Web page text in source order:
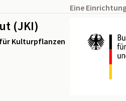
(JKI)
Kulturpflanzen
Eine